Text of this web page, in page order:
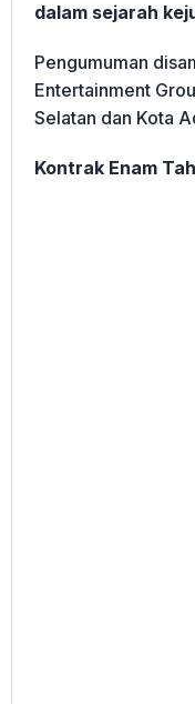
dalam sejarah
Pengumuman
Entertainment
Selatan dan Kota
Kontrak Enam